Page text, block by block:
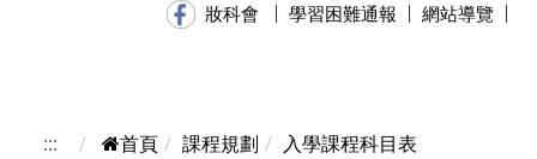
妝科會
學習困難通報 網站導覽
::: 首頁 課程規劃 入學課程科目表